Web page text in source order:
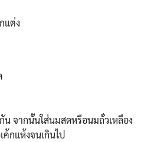
แต่ง
น จากนั้นใส่นมสดหรือนมถั่วเหลือง
ค้กแห้งจนเกินไป